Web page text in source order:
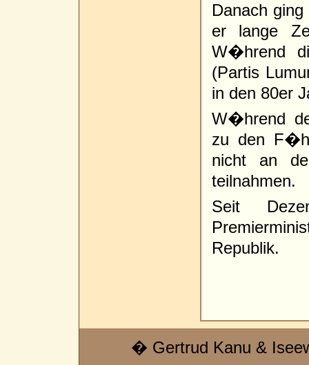
Danach
er lange
W�hrend
(Partis
in den 80er
W�hrend
zu den
nicht an
teilnahmen.
Seit
Republik.
� Gertrud Kanu &